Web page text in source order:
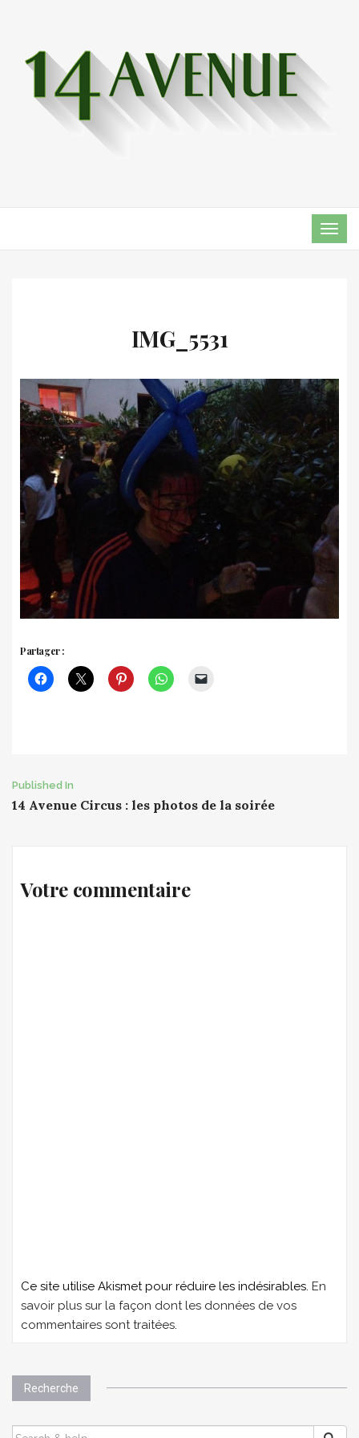
IMG_5531
Partager :
Post
Published In
14 Avenue Circus : les photos de la soirée
Votre commentaire
Ce site utilise Akismet pour réduire les indésirables. En
savoir plus sur la façon dont les données de vos
commentaires sont traitées
Recherche
SEARCH